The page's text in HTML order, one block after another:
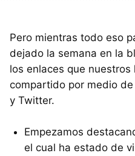
Pero mientras todo eso
dejado la semana en la
los enlaces que nuestros
compartido por medio
y Twitter.
Empezamos
el cual ha estado de